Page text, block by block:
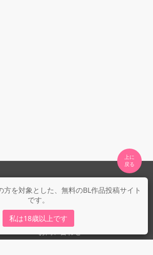
を対象とした、無料のBL作品投稿サイト
です。
私は18歳以上です
上に
fujossy運営ブログ